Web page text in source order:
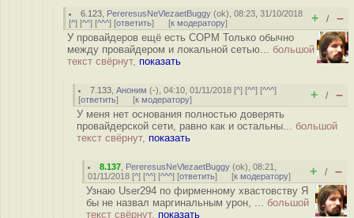
6.123 PereresusNeVlezaetBuggy (ok), 08:23, 31/10/2018
[^] [^^] [^^^] [ответить] [к модератору] + / –
У провайдеров ещё есть СОРМ Только обычно
между провайдером и локальной сетью... большой
текст свёрнут, показать
7.133 ,Аноним (-), 04:10, 01/11/2018 [^] [^^] [^^^]
[ответить] [к модератору] + / –
У меня нет основания полностью доверять
провайдерской сети, равно как и остальны... большой
текст свёрнут, показать
8.137 PereresusNeVlezaetBuggy (ok), 08:21,
01/11/2018 [^] [^^] [^^^] [ответить] [к модератору] + / –
Узнаю User294 по фирменному хвастовству Я
бы не назвал маргинальным урон, ... большой
текст свёрнут, показать